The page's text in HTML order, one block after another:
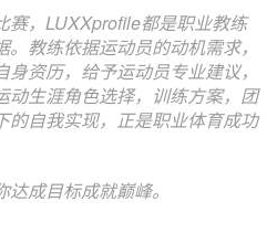
赛，LUXXprofile都是职业教练
教练依据运动员的动机需求，
资历，给予运动员专业建议，
动生涯角色选择，训练方案，团
的自我实现，正是职业体育成功
成目标成就巅峰。